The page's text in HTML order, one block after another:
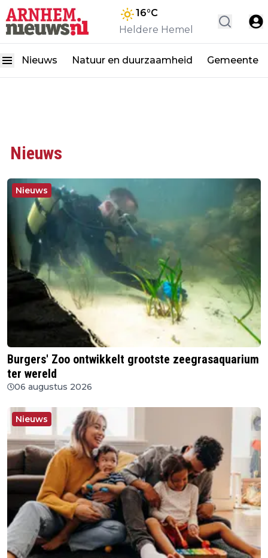
16°C
Heldere Hemel
Nieuws Natuur en duurzaamheid Gemeente
Nieuws
Nieuws
Burgers' Zoo ontwikkelt grootste zeegrasaquarium
ter wereld
06 augustus 2026
Nieuws